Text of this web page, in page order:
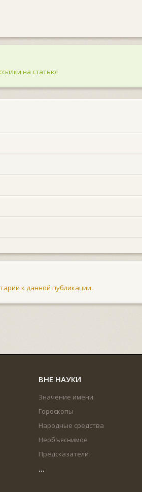
на статью!
к данной публикации.
ВНЕ НАУКИ
Значение имени
Гороскопы
Народные средства
Необъяснимое
Предсказатели
...